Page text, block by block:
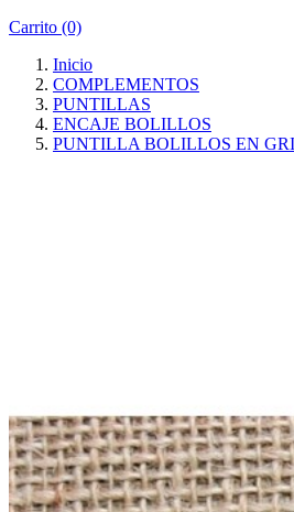
Carrito (0)
Inicio
COMPLEMENTOS
PUNTILLAS
ENCAJE BOLILLOS
PUNTILLA BOLILLOS EN